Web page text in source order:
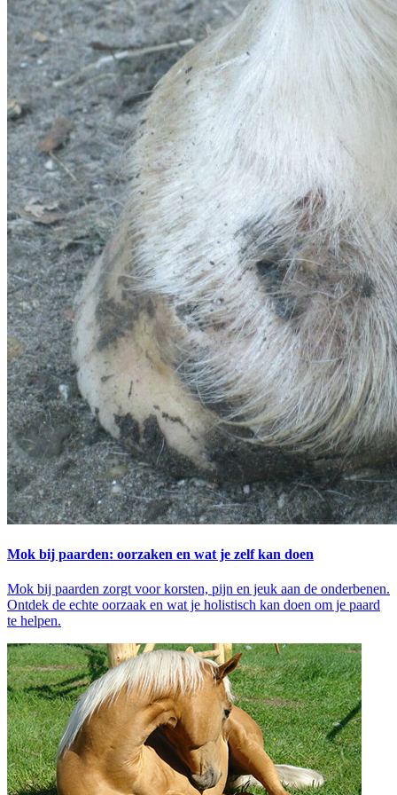
Mok bij paarden: oorzaken en wat je zelf kan doen
Mok bij paarden zorgt voor korsten, pijn en jeuk aan de onderbenen.
Ontdek de echte oorzaak en wat je holistisch kan doen om je paard
te helpen.